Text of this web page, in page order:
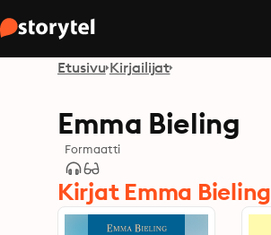
Etusivu Kirjailijat
Emma Bieling
Formaatti
Kirjat Emma Bieling